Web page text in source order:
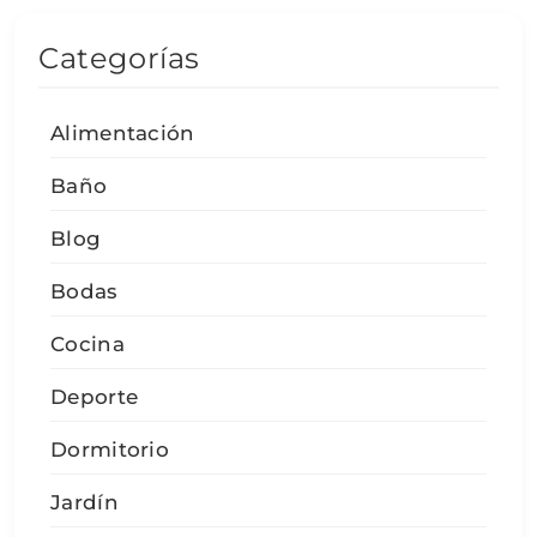
Categorías
Alimentación
Baño
Blog
Bodas
Cocina
Deporte
Dormitorio
Jardín